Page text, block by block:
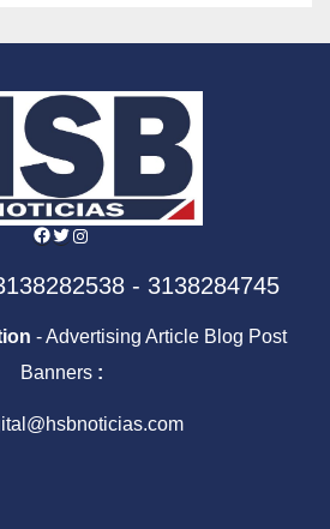
Facebook
Twitter
Instagram
- 3138284745
- Advertising Article Blog Post
Banners :